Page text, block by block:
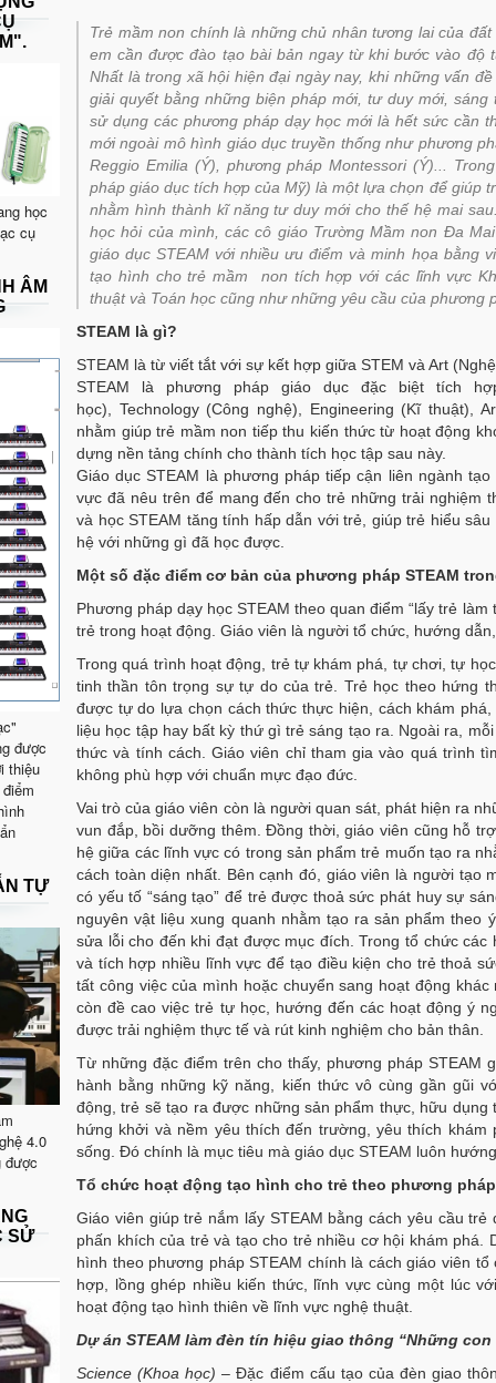
học
cụ
ÂM
được
thiệu
TỰ
4.0
được
SỬ
Trẻ mầm non chính là những chủ nhân tương lai của đất
em cần được đào tạo bài bản ngay từ khi bước vào độ
Nhất là trong xã hội hiện đại ngày nay, khi những vấn
giải quyết bằng những biện pháp mới, tư duy mới,
sử dụng các phương pháp dạy học mới là hết sức cần
mới ngoài mô hình giáo dục truyền thống như phương
Reggio Emilia (Ý), phương pháp Montessori (Ý)...
pháp giáo dục tích hợp của Mỹ) là một lựa chọn để giúp
nhằm hình thành kĩ năng tư duy mới cho thế hệ mai
học hỏi của mình, các cô giáo Trường Mầm non Đa
giáo dục STEAM với nhiều ưu điểm và minh họa bằng
tạo hình cho trẻ mầm non tích hợp với các lĩnh vực
thuật và Toán học cũng như những yêu cầu của phương
STEAM là gì?
STEAM là từ viết tắt với sự kết hợp giữa STEM và Art
STEAM là phương pháp giáo dục đặc biệt tích
học), Technology (Công nghệ), Engineering (Kĩ thuật),
nhằm giúp trẻ mầm non tiếp thu kiến thức từ hoạt động
dựng nền tảng chính cho thành tích học tập sau này.
Giáo dục STEAM là phương pháp tiếp cận liên ngành
vực đã nêu trên để mang đến cho trẻ những trải nghiệm
và học STEAM tăng tính hấp dẫn với trẻ, giúp trẻ hiểu
hệ với những gì đã học được.
Một số đặc điểm cơ bản của phương pháp STEAM
Phương pháp dạy học STEAM theo quan điểm “lấy trẻ
trẻ trong hoạt động. Giáo viên là người tổ chức, hướng
Trong quá trình hoạt động, trẻ tự khám phá, tự chơi, tự
tinh thần tôn trọng sự tự do của trẻ. Trẻ học theo hứng
được tự do lựa chọn cách thức thực hiện, cách khám
liệu học tập hay bất kỳ thứ gì trẻ sáng tạo ra. Ngoài ra,
thức và tính cách. Giáo viên chỉ tham gia vào quá trình
không phù hợp với chuẩn mực đạo đức.
Vai trò của giáo viên còn là người quan sát, phát hiện ra
vun đắp, bồi dưỡng thêm. Đồng thời, giáo viên cũng hỗ
hệ giữa các lĩnh vực có trong sản phẩm trẻ muốn tạo ra
cách toàn diện nhất. Bên cạnh đó, giáo viên là người tạo
có yếu tố “sáng tạo” để trẻ được thoả sức phát huy sự
nguyên vật liệu xung quanh nhằm tạo ra sản phẩm
sửa lỗi cho đến khi đạt được mục đích. Trong tổ chức các
và tích hợp nhiều lĩnh vực để tạo điều kiện cho trẻ thoả
tất công việc của mình hoặc chuyển sang hoạt động
còn đề cao việc trẻ tự học, hướng đến các hoạt động ý
được trải nghiệm thực tế và rút kinh nghiệm cho bản thân.
Từ những đặc điểm trên cho thấy, phương pháp STEAM
hành bằng những kỹ năng, kiến thức vô cùng gần gũi
động, trẻ sẽ tạo ra được những sản phẩm thực, hữu
hứng khởi và nềm yêu thích đến trường, yêu thích
sống. Đó chính là mục tiêu mà giáo dục STEAM luôn
Tổ chức hoạt động tạo hình cho trẻ theo phương pháp
Giáo viên giúp trẻ nắm lấy STEAM bằng cách yêu cầu
phấn khích của trẻ và tạo cho trẻ nhiều cơ hội khám phá.
hình theo phương pháp STEAM chính là cách giáo viên
hợp, lồng ghép nhiều kiến thức, lĩnh vực cùng một lúc
hoạt động tạo hình thiên về lĩnh vực nghệ thuật.
Dự án STEAM làm đèn tín hiệu giao thông “Những
Science (Khoa học) – Đặc điểm cấu tạo của đèn giao